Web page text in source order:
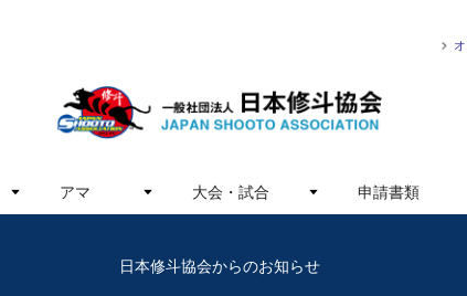
アマ 大会・試合 申請書類
日本修斗協会からのお知らせ